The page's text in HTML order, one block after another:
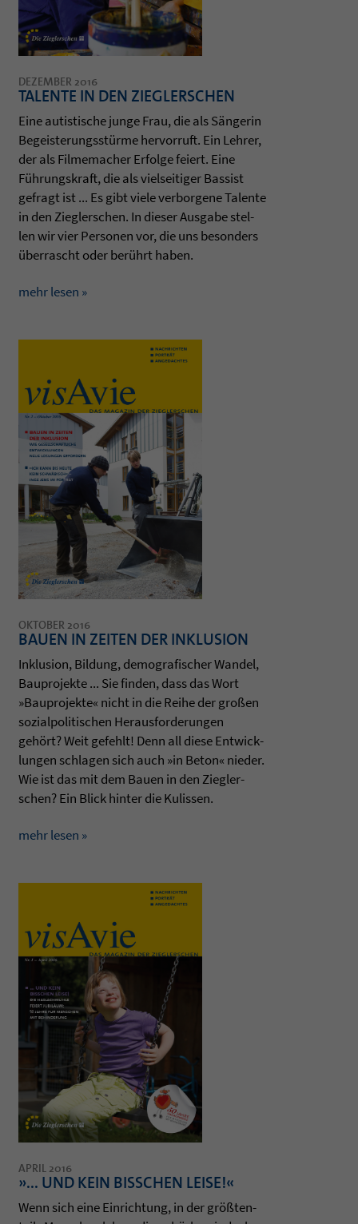
DEZEMBER 2016
TALENTE IN DEN ZIEGLERSCHEN
Eine autis­ti­sche junge Frau, die als Sänge­rin
Begeis­te­rungsstürme her­vor­ruft. Ein Leh­rer,
der als Fil­me­ma­cher Erfolge fei­ert. Eine
Führungs­kraft, die als viel­sei­ti­ger Bas­sist
gefragt ist ... Es gibt viele ver­bor­gene Talente
in den Zieg­ler­schen. In die­ser Aus­gabe stel­
len wir vier Per­so­nen vor, die uns beson­ders
über­rascht oder berührt haben.
mehr lesen »
OKTOBER 2016
BAUEN IN ZEITEN DER INKLUSION
Inklu­sion, Bil­dung, demo­gra­fi­scher Wan­del,
Bau­pro­jekte ... Sie fin­den, dass das Wort
»Bau­pro­jekte« nicht in die Reihe der großen
sozi­al­po­li­ti­schen Her­aus­for­de­run­gen
gehört? Weit gefehlt! Denn all diese Ent­wick­
lun­gen schla­gen sich auch »in Beton« nie­der.
Wie ist das mit dem Bauen in den Zieg­ler­
schen? Ein Blick hin­ter die Kulis­sen.
mehr lesen »
APRIL 2016
»... UND KEIN BISSCHEN LEISE!«
Wenn sich eine Ein­rich­tung, in der größten­